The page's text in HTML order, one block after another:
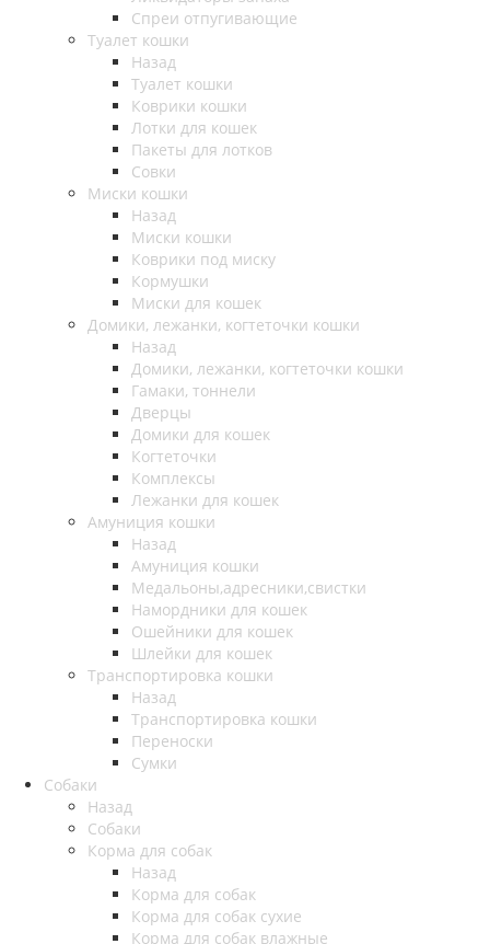
Спреи отпугивающие
Туалет кошки
Назад
Туалет кошки
Коврики кошки
Лотки для кошек
Пакеты для лотков
Совки
Миски кошки
Назад
Миски кошки
Коврики под миску
Кормушки
Миски для кошек
Домики, лежанки, когтеточки кошки
Назад
Домики, лежанки, когтеточки кошки
Гамаки, тоннели
Дверцы
Домики для кошек
Когтеточки
Комплексы
Лежанки для кошек
Амуниция кошки
Назад
Амуниция кошки
Медальоны,адресники,свистки
Намордники для кошек
Ошейники для кошек
Шлейки для кошек
Транспортировка кошки
Назад
Транспортировка кошки
Переноски
Сумки
Собаки
Назад
Собаки
Корма для собак
Назад
Корма для собак
Корма для собак сухие
Корма для собак влажные